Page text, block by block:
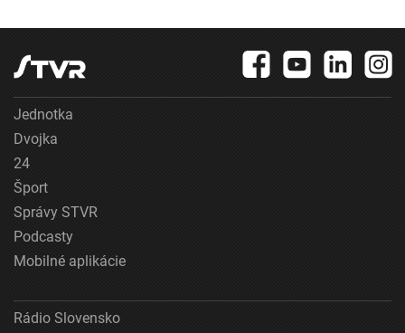
Jednotka
Dvojka
24
Šport
Správy STVR
Podcasty
Mobilné aplikácie
Rádio Slovensko